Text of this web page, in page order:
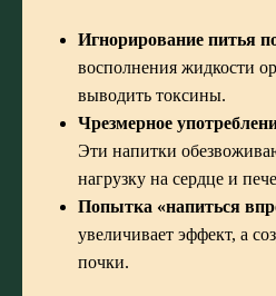
Игнорирование питья
восполнения жидкости
выводить токсины.
Чрезмерное
Эти напитки
нагрузку на сердце и
Попытка «напиться
увеличивает эффект, а
почки.